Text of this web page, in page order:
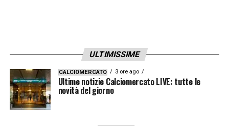
ULTIMISSIME
CALCIOMERCATO 3 ore ago
Ultime notizie Calciomercato LIVE: tutte le
novità del giorno